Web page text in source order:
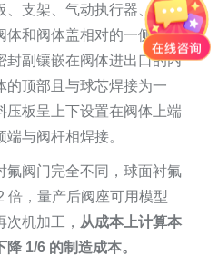
、支架、气动执行器、电磁
体和阀体盖相对的一侧通过
封副镶嵌在阀体进出口的内
的顶部且与球芯焊接为一
压板呈上下设置在阀体上端
与阀杆相焊接。
氟阀门完全不同，球面衬氟
倍，量产后阀座可用模型
机加工， 从成本上计算本
1/6 的制造成本。